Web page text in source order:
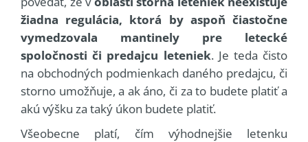
žiadna regulácia, ktorá by aspoň čiastočne
vymedzovala mantinely pre letecké
spoločnosti či predajcu leteniek. Je teda čisto
na obchodných podmienkach daného predajcu, či
storno umožňuje, a ak áno, či za to budete platiť a
akú výšku za taký úkon budete platiť.
Všeobecne platí, čím výhodnejšie letenku